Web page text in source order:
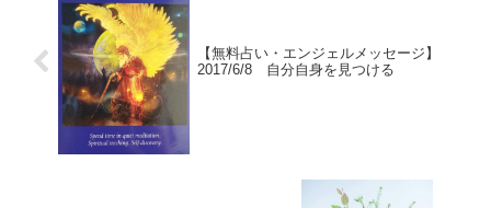
【無料占い・エンジェルメッセージ】
2017/6/8 自分自身を見つける